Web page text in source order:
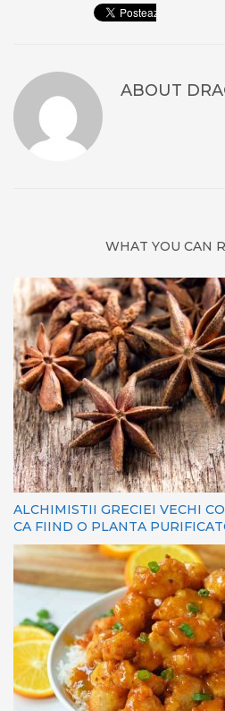
ABOUT
WHAT YOU CAN
ALCHIMISTII GRECIEI VECHI
CA FIIND O PLANTA